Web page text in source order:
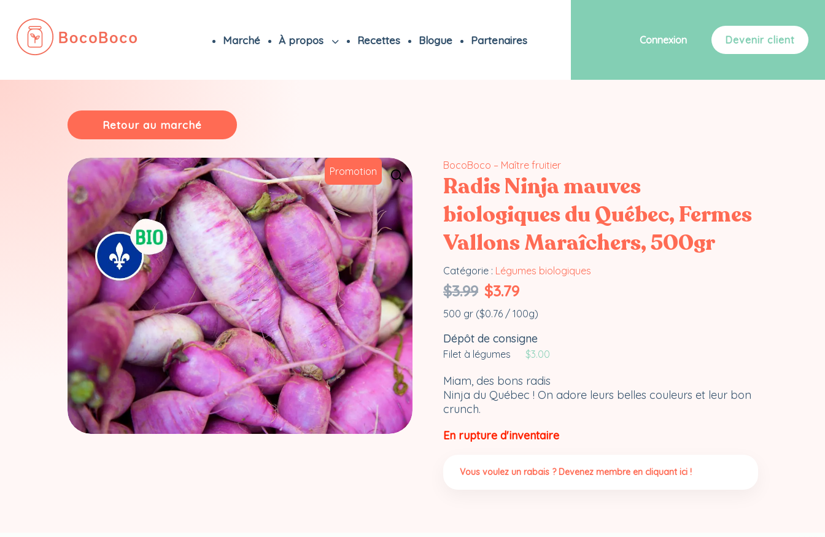
Marché À propos Recettes Blogue Partenaires Connexion Devenir client
Retour au marché
Promotion BocoBoco – Maître fruitier
Radis Ninja mauves
biologiques du Québec, Fermes
Vallons Maraîchers, 500gr
Catégorie : Légumes biologiques
$3.99 Le
prix
initial
$3.99.
$3.79Le
actuel
$3.79.
500 gr ($0.76 / 100g)
Dépôt de consigne
Filet à légumes $3.00
Miam, des bons radis
Ninja du Québec ! On adore leurs belles couleurs et leur bon
crunch.
En rupture d'inventaire
Vous voulez un rabais ? Devenez membre en cliquant ici !